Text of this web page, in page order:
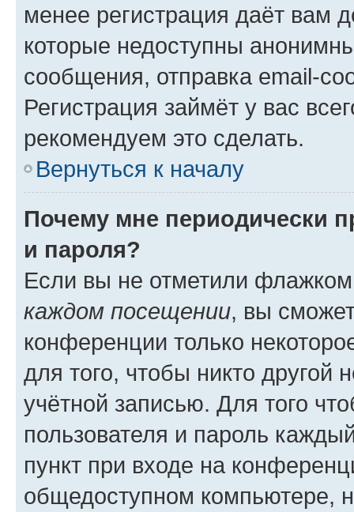
менее регистрация даёт вам
которые недоступны
сообщения, отправка email-
Регистрация займёт у вас
рекомендуем это сделать.
Вернуться к началу
Почему мне периодически
и пароля?
Если вы не отметили
каждом посещении, вы
конференции только
для того, чтобы никто другой
учётной записью. Для того
пользователя и пароль
пункт при входе на
общедоступном компьютере,